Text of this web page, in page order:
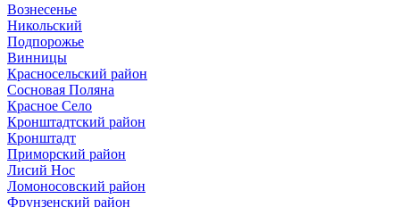
Вознесенье
Никольский
Подпорожье
Винницы
Красносельский район
Сосновая Поляна
Красное Село
Кронштадтский район
Кронштадт
Приморский район
Лисий Нос
Ломоносовский район
Фрунзенский район